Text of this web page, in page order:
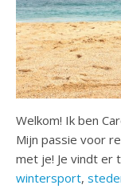
Welkom! Ik ben
Mijn passie voor
met je! Je vindt er
wintersport,